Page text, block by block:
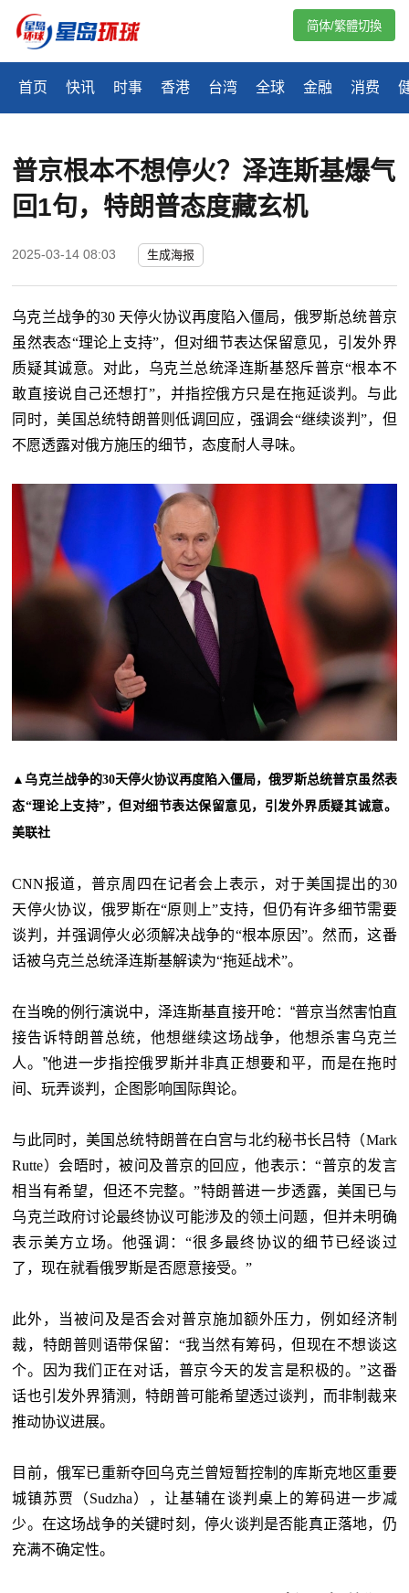
首页 快讯 时事 香港 台湾 全球 金融 消费
简体/繁體切換
普京根本不想停火？泽连斯基爆气
回1句，特朗普态度藏玄机
2025-03-14 08:03 生成海报
乌克兰战争的30 天停火协议再度陷入僵局，俄罗斯总统普京
虽然表态“理论上支持”，但对细节表达保留意见，引发外界
质疑其诚意。对此，乌克兰总统泽连斯基怒斥普京“根本不
敢直接说自己还想打”，并指控俄方只是在拖延谈判。与此
同时，美国总统特朗普则低调回应，强调会“继续谈判”，但
不愿透露对俄方施压的细节，态度耐人寻味。
▲乌克兰战争的30天停火协议再度陷入僵局，俄罗斯总统普京虽然表
态“理论上支持”，但对细节表达保留意见，引发外界质疑其诚意。
美联社
CNN报道，普京周四在记者会上表示，对于美国提出的30
天停火协议，俄罗斯在“原则上”支持，但仍有许多细节需要
谈判，并强调停火必须解决战争的“根本原因”。然而，这番
话被乌克兰总统泽连斯基解读为“拖延战术”。
在当晚的例行演说中，泽连斯基直接开呛：“普京当然害怕直
接告诉特朗普总统，他想继续这场战争，他想杀害乌克兰
人。”他进一步指控俄罗斯并非真正想要和平，而是在拖时
间、玩弄谈判，企图影响国际舆论。
与此同时，美国总统特朗普在白宫与北约秘书长吕特（Mark
Rutte）会晤时，被问及普京的回应，他表示：“普京的发言
相当有希望，但还不完整。”特朗普进一步透露，美国已与
乌克兰政府讨论最终协议可能涉及的领土问题，但并未明确
表示美方立场。他强调：“很多最终协议的细节已经谈过
了，现在就看俄罗斯是否愿意接受。”
此外，当被问及是否会对普京施加额外压力，例如经济制
裁，特朗普则语带保留： “我当然有筹码，但现在不想谈这
个。因为我们正在对话，普京今天的发言是积极的。”这番
话也引发外界猜测，特朗普可能希望透过谈判，而非制裁来
推动协议进展。
目前，俄军已重新夺回乌克兰曾短暂控制的库斯克地区重要
城镇苏贾（Sudzha），让基辅在谈判桌上的筹码进一步减
少。在这场战争的关键时刻，停火谈判是否能真正落地，仍
充满不确定性。